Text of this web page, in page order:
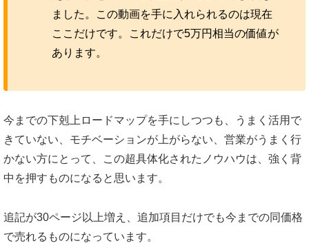
ました。この動画を手に入れられるのは現在
ここだけです。これだけで5万円相当の価値が
あります。
今までの下剋上ロードマップを手にしつつも、うまく活用で
きていない、モチベーションが上がらない、営業がうまく行
かない方にとって、この超具体化されたノウハウは、強く背
中を押すものになると思います。
追記が30ページ以上増え、追加項目だけでも今までの同価格
で売れるものになっています。